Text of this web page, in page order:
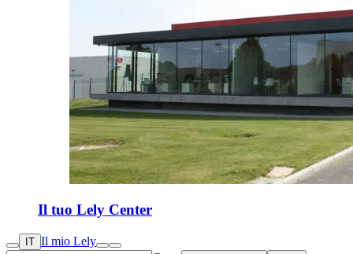
Il tuo Lely Center
IT Il mio Lely